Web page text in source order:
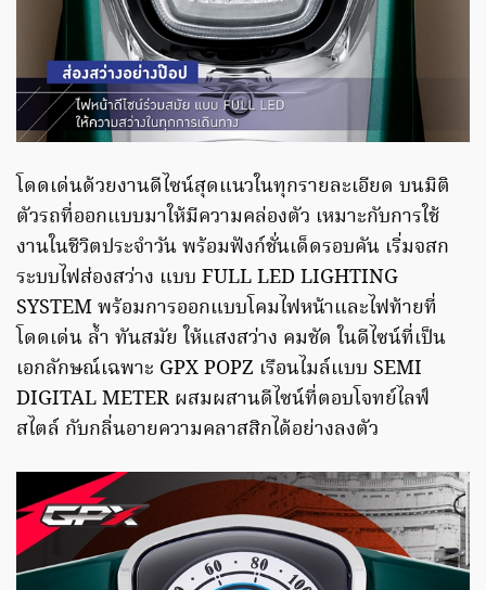
โดดเด่นด้วยงานดีไซน์สุดแนวในทุกรายละเอียด บนมิติ
ตัวรถที่ออกแบบมาให้มีความคล่องตัว เหมาะกับการใช้
งานในชีวิตประจำวัน พร้อมฟังก์ชั่นเด็ดรอบคัน เริ่มจสก
ระบบไฟส่องสว่าง แบบ FULL LED LIGHTING
SYSTEM พร้อมการออกแบบโคมไฟหน้าและไฟท้ายที่
โดดเด่น ล้ำ ทันสมัย ให้แสงสว่าง คมชัด ในดีไซน์ที่เป็น
เอกลักษณ์เฉพาะ GPX POPZ เรือนไมล์แบบ SEMI
DIGITAL METER ผสมผสานดีไซน์ที่ตอบโจทย์ไลฟ์
สไตล์ กับกลิ่นอายความคลาสสิกได้อย่างลงตัว